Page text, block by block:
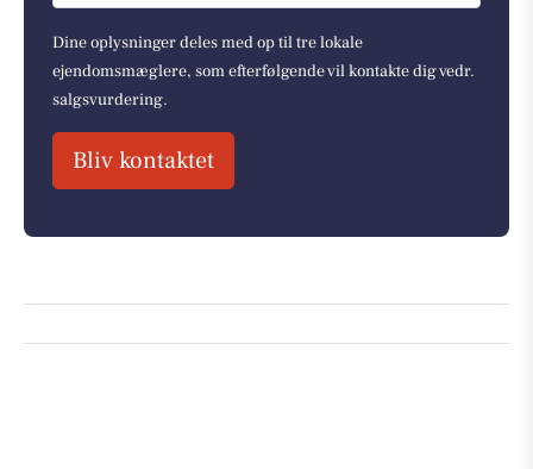
Dine oplysninger deles med op til tre lokale
ejendomsmæglere, som efterfølgende vil kontakte dig vedr.
salgsvurdering.
Bliv kontaktet